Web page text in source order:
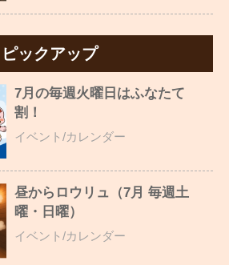
ピックアップ
7月の毎週火曜日はふなたて
割！
イベント/カレンダー
昼からロウリュ（7月 毎週土
曜・日曜）
イベント/カレンダー